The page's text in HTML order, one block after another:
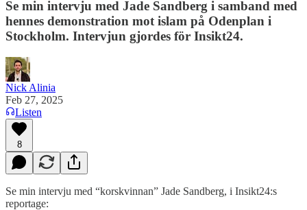
Se min intervju med Jade Sandberg i samband med
hennes demonstration mot islam på Odenplan i
Stockholm. Intervjun gjordes för Insikt24.
Nick Alinia
Feb 27, 2025
Listen
8
Se min intervju med “korskvinnan” Jade Sandberg, i Insikt24:s
reportage: